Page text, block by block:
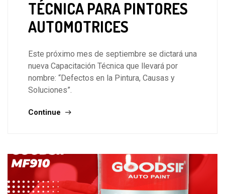
TÉCNICA PARA PINTORES
AUTOMOTRICES
Este próximo mes de septiembre se dictará una
nueva Capacitación Técnica que llevará por
nombre: “Defectos en la Pintura, Causas y
Soluciones”.
Continue